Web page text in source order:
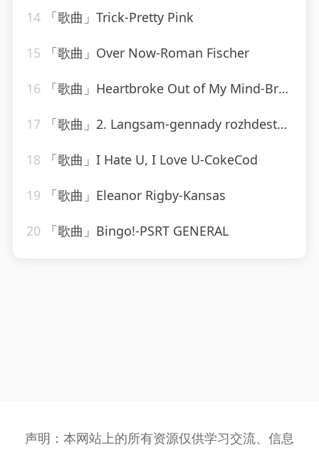
14 「歌曲」Trick-Pretty Pink
15 「歌曲」Over Now-Roman Fischer
16 「歌曲」Heartbroke Out of My Mind-Brooks & Dunn
17 「歌曲」2. Langsam-gennady rozhdestvensky、jean martinon、Paris Conservatoire Orchestra
18 「歌曲」I Hate U, I Love U-CokeCod
19 「歌曲」Eleanor Rigby-Kansas
20 「歌曲」Bingo!-PSRT GENERAL
声明：本网站上的所有资源仅供学习交流、信息